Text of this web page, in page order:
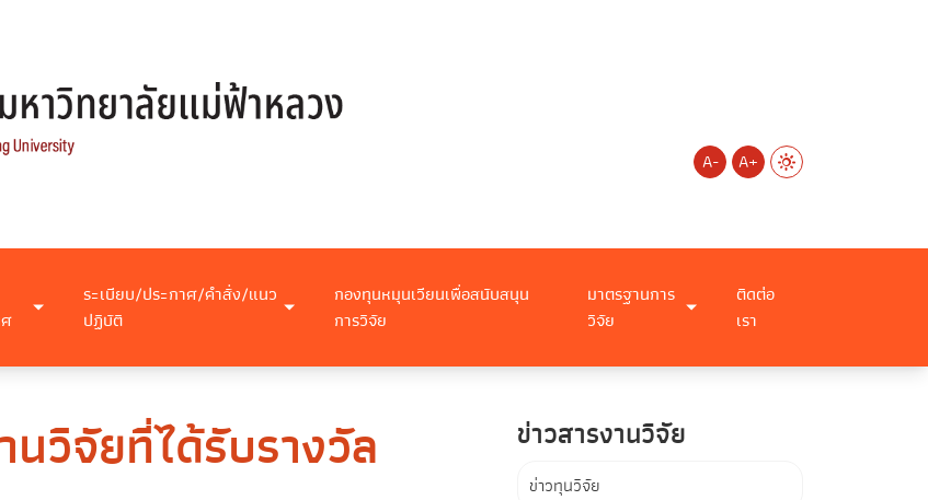
A- A+
ระเบียบ/ประกาศ/คำสั่ง/แนว
ปฏิบัติ
กองทุนหมุนเวียนเพื่อสนับสนุน
การวิจัย
มาตรฐานการ
วิจัย
ติดต่อ
เรา
วิจัยที่ได้รับรางวัล ข่าวสารงานวิจัย
ข่าวทุนวิจัย